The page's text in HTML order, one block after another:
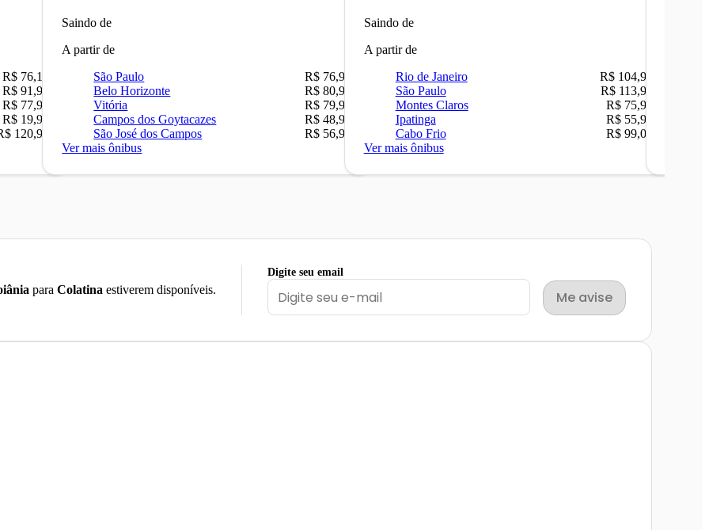
R$ 76,10
R$ 91,90
R$ 77,90
R$ 19,90
120,90
Saindo de
A partir de
São Paulo
R$ 76,90
Belo Horizonte
R$ 80,90
Vitória
R$ 79,90
Campos dos Goytacazes
R$ 48,90
São José dos Campos
R$ 56,90
Ver mais ônibus
Saindo de
A partir de
Rio de Janeiro
R$ 104,90
São Paulo
R$ 113,90
Montes Claros
R$ 75,90
Ipatinga
R$ 55,90
Cabo Frio
R$ 99,00
Ver mais ônibus
para Colatina estiverem disponíveis.
Digite seu email
Me avise